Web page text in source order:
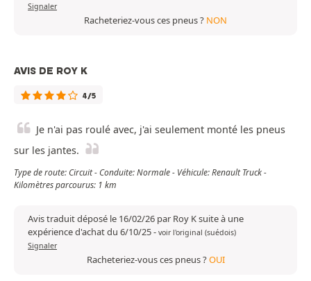
Signaler
Racheteriez-vous ces pneus ? NON
AVIS DE ROY K
4/5
Je n'ai pas roulé avec, j'ai seulement monté les pneus
sur les jantes.
Type de route: Circuit - Conduite: Normale - Véhicule: Renault Truck -
Kilomètres parcourus: 1 km
Avis traduit déposé le 16/02/26 par Roy K suite à une
expérience d'achat du 6/10/25- voir l'original (suédois)
Signaler
Racheteriez-vous ces pneus ?OUI